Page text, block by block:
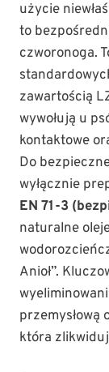
użycie
to
czworonoga.
zawartością
wywołują u
kontaktowe
Do
wyłącznie
EN 71-3
naturalne
Anioł”.
przemysłową
która